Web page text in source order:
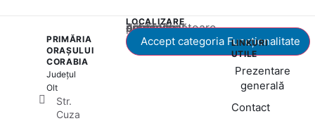
PRIMĂRIA
ORAȘULUI
CORABIA
Județul
Olt
Str.
Cuza
LOCALIZARE
Acest conținut este blocat până când acceptați categoria corespunzătoare de cookie-uri.
Accept categoria Funcționalitate
LINKURI
UTILE
Prezentare
generală
Contact